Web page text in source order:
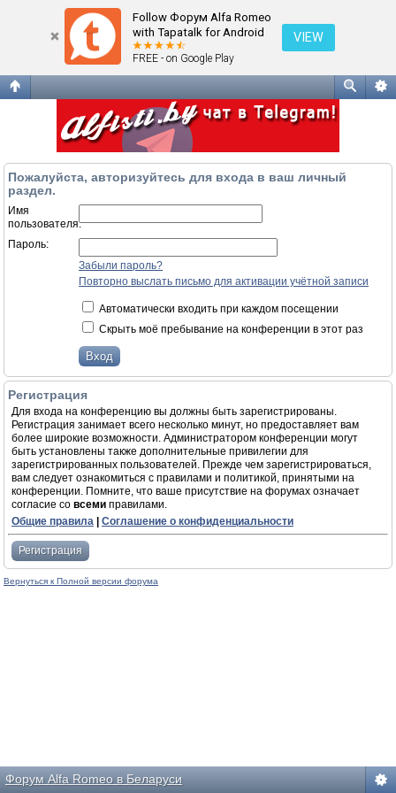
Follow Форум Alfa Romeo
with Tapatalk for Android
FREE - on Google Play
VIEW
Пожалуйста, авторизуйтесь для входа в ваш личный
раздел.
Имя
пользователя:
Пароль:
Забыли пароль?
Повторно выслать письмо для активации учётной записи
Автоматически входить при каждом посещении
Скрыть моё пребывание на конференции в этот раз
Регистрация
Для входа на конференцию вы должны быть зарегистрированы.
Регистрация занимает всего несколько минут, но предоставляет вам
более широкие возможности. Администратором конференции могут
быть установлены также дополнительные привилегии для
зарегистрированных пользователей. Прежде чем зарегистрироваться,
вам следует ознакомиться с правилами и политикой, принятыми на
конференции. Помните, что ваше присутствие на форумах означает
согласие со всеми правилами.
Общие правила
Соглашение о конфиденциальности
Регистрация
Вернуться к Полной версии форума
Форум Alfa Romeo в Беларуси